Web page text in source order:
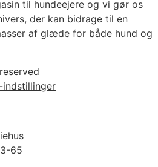
til hundeejere og vi gør os
der kan bidrage til en
af glæde for både hund og
indstillinger
65